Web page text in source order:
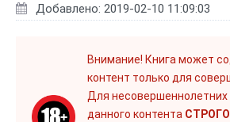
Добавлено: 2019-02-10 11:09:03
Внимание! Книга может
контент только для
Для несовершеннолетних
данного контента